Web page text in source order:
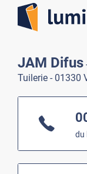
JAM Difus
Tuilerie - 01330
du